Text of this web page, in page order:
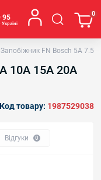
95 0
Запобіжник FN Bosch 5A
10A 15A 20A
Код товару: 1987529038
Відгуки 0